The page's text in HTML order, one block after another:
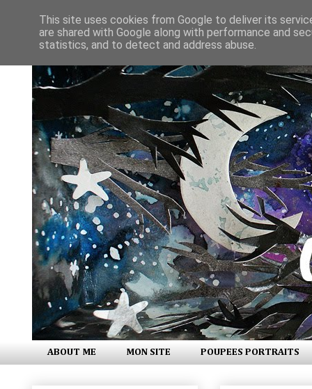
ABOUT ME MON SITE POUPEES PORTRAITS
This site uses cookies from Google to deliver its
are shared with Google along with performance and
statistics, and to detect and address abuse.